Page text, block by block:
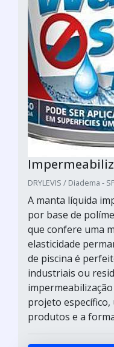
DRYLEVIS / Diadema -
A manta líquida
por base de
que confere uma
elasticidade
de piscina é
industriais ou
projeto
produtos e a